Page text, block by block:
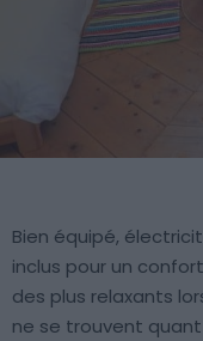
Bien équipé,
inclus pour un
des plus relaxants
ne se trouvent